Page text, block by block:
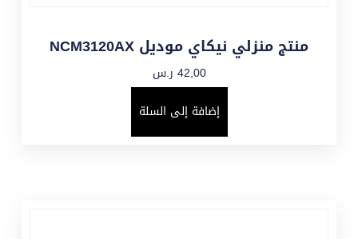
منتج منزلي نيكاي موديل NCM3120AX
42,00 ر.س
إضافة إلى السلة